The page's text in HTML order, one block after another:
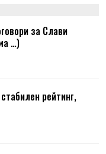
за Слави
…)
рейтинг,